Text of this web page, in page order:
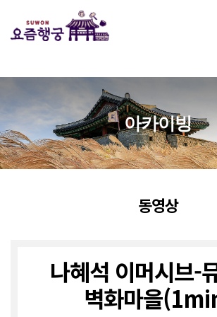
아카이빙
동영상
나혜석 이머시브-
벽화마을